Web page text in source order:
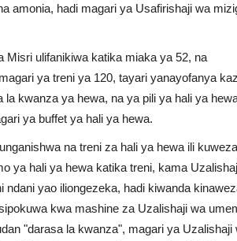
amonia, hadi magari ya Usafirishaji wa
Misri ulifanikiwa katika miaka ya 52, na
ya treni ya 120, tayari yanayofanya
kwanza ya hewa, na ya pili ya hali ya
ya buffet ya hali ya hewa.
na treni za hali ya hewa ili kuweza
ya hali ya hewa katika treni, kama
yao iliongezeka, hadi kiwanda
kwa mashine za Uzalishaji wa
"darasa la kwanza", magari ya Uzalishaji